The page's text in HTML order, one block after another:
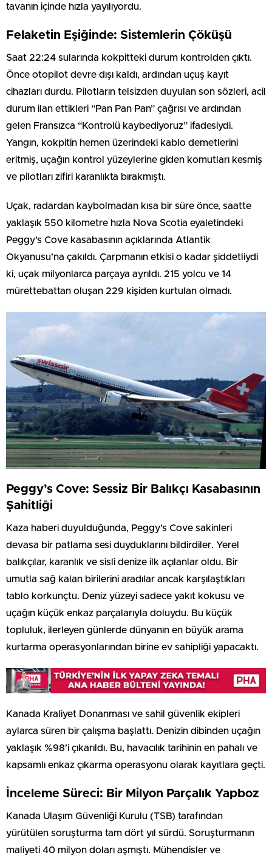
tavanın içinde hızla yayılıyordu.
Felaketin Eşiğinde: Sistemlerin Çöküşü
Saat 22:24 sularında kokpitteki durum kontrolden çıktı.
Önce otopilot devre dışı kaldı, ardından uçuş kayıt
cihazları durdu. Pilotların telsizden duyulan son sözleri, acil
durum ilan ettikleri “Pan Pan Pan” çağrısı ve ardından
gelen Fransızca “Kontrolü kaybediyoruz” ifadesiydi.
Yangın, kokpitin hemen üzerindeki kablo demetlerini
eritmiş, uçağın kontrol yüzeylerine giden komutları kesmiş
ve pilotları zifiri karanlıkta bırakmıştı.
Uçak, radardan kaybolmadan kısa bir süre önce, saatte
yaklaşık 550 kilometre hızla Nova Scotia eyaletindeki
Peggy’s Cove kasabasının açıklarında Atlantik
Okyanusu’na çakıldı. Çarpmanın etkisi o kadar şiddetliydi
ki, uçak milyonlarca parçaya ayrıldı. 215 yolcu ve 14
mürettebattan oluşan 229 kişiden kurtulan olmadı.
Peggy’s Cove: Sessiz Bir Balıkçı Kasabasının
Şahitliği
Kaza haberi duyulduğunda, Peggy’s Cove sakinleri
devasa bir patlama sesi duyduklarını bildirdiler. Yerel
balıkçılar, karanlık ve sisli denize ilk açılanlar oldu. Bir
umutla sağ kalan birilerini aradılar ancak karşılaştıkları
tablo korkunçtu. Deniz yüzeyi sadece yakıt kokusu ve
uçağın küçük enkaz parçalarıyla doluydu. Bu küçük
topluluk, ilerleyen günlerde dünyanın en büyük arama
kurtarma operasyonlarından birine ev sahipliği yapacaktı.
Kanada Kraliyet Donanması ve sahil güvenlik ekipleri
aylarca süren bir çalışma başlattı. Denizin dibinden uçağın
yaklaşık %98’i çıkarıldı. Bu, havacılık tarihinin en pahalı ve
kapsamlı enkaz çıkarma operasyonu olarak kayıtlara geçti.
İnceleme Süreci: Bir Milyon Parçalık Yapboz
Kanada Ulaşım Güvenliği Kurulu (TSB) tarafından
yürütülen soruşturma tam dört yıl sürdü. Soruşturmanın
maliyeti 40 milyon doları aşmıştı. Mühendisler ve